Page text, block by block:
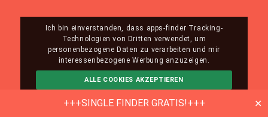
+++SINGLE FINDER GRATIS!+++ ✕
Ich bin einverstanden, dass apps-finder Tracking-
Technologien von Dritten verwendet, um
personenbezogene Daten zu verarbeiten und mir
interessenbezogene Werbung anzuzeigen.
ALLE COOKIES AKZEPTIEREN
ABLEHNEN MEHR INFO